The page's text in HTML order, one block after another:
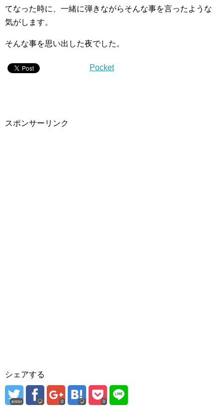
てなった時に、一緒に弾きながらそんな事を言ったような
気がします。
そんな事を思い出した夜でした。
Pocket
スポンサーリンク
シェアする
error 0 0